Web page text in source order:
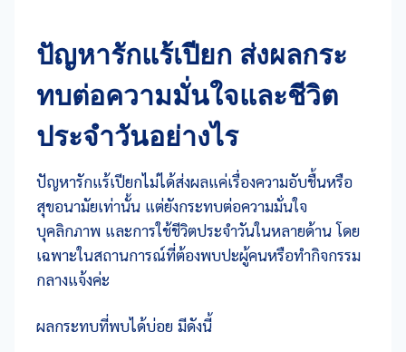
ปัญหารักแร้เปียก ส่งผลกระ
ทบต่อความมั่นใจและชีวิต
ประจำวันอย่างไร
ปัญหารักแร้เปียกไม่ได้ส่งผลแค่เรื่องความอับชื้นหรือ
สุขอนามัยเท่านั้น แต่ยังกระทบต่อความมั่นใจ
บุคลิกภาพ และการใช้ชีวิตประจำวันในหลายด้าน โดย
เฉพาะในสถานการณ์ที่ต้องพบปะผู้คนหรือทำกิจกรรม
กลางแจ้งค่ะ
ผลกระทบที่พบได้บ่อย มีดังนี้